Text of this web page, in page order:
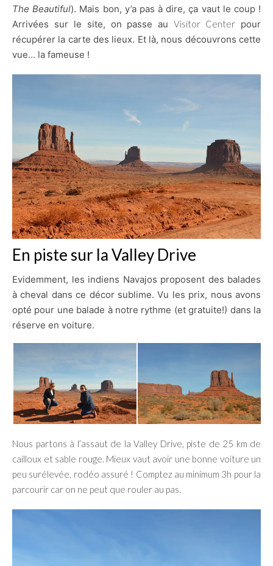
The Beautiful). Mais bon, y’a pas à dire, ça vaut le coup !
Arrivées sur le site, on passe auVisitor Center pour
récupérer la carte des lieux. Et là, nous découvrons cette
vue… la fameuse !
En piste sur la Valley Drive
Evidemment, les indiens Navajos proposent des balades
à cheval dans ce décor sublime. Vu les prix, nous avons
opté pour une balade à notre rythme (et gratuite!) dans la
réserve en voiture.
Nous partons à l’assaut de la Valley Drive, piste de 25 km de
cailloux et sable rouge. Mieux vaut avoir une bonne voiture un
peu surélevée, rodéo assuré ! Comptez au minimum 3h pour la
parcourir car on ne peut que rouler au pas.